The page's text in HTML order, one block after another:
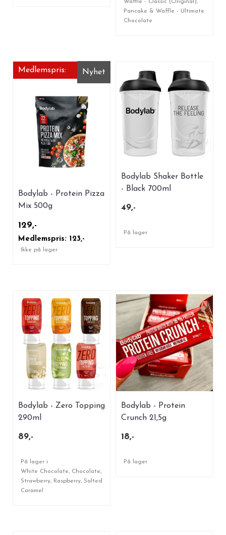
Waffle - Classic (Original),
Pancake & Waffle - Ultimate
Chocolate
Nyhet
Medlemspris:
Bodylab - Protein Pizza
Mix 500g
129,-
Medlemspris: 123,-
Ikke på lager
Bodylab Shaker Bottle
- Black 700ml
49,-
På lager
Bodylab - Zero Topping
290ml
89,-
På lager i
White Chocolate, Chocolate,
Strawberry, Raspberry, Salted
Caramel
Bodylab - Protein
Crunch 21,5g
18,-
På lager